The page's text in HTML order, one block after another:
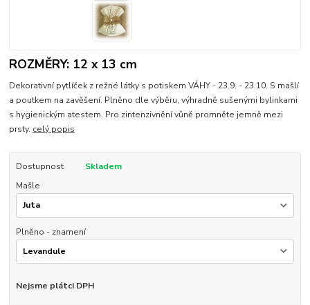
ROZMĚRY: 12 x 13 cm
Dekorativní pytlíček z režné látky s potiskem VÁHY - 23.9. - 23.10. S mašlí
a poutkem na zavěšení. Plněno dle výběru, výhradně sušenými bylinkami
s hygienickým atestem. Pro zintenzivnění vůně promněte jemně mezi
prsty. celý popis
Dostupnost
Skladem
Mašle
Plněno - znamení
Nejsme plátci DPH